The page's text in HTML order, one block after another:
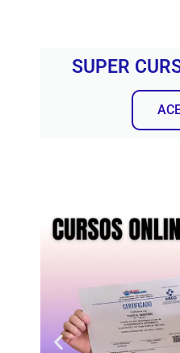
SUPER